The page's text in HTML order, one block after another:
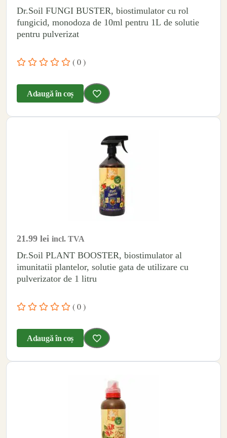
Dr.Soil FUNGI BUSTER, biostimulator cu rol
fungicid, monodoza de 10ml pentru 1L de solutie
pentru pulverizat
( 0 )
Adaugă în coș
21.99 lei incl. TVA
Dr.Soil PLANT BOOSTER, biostimulator al
imunitatii plantelor, solutie gata de utilizare cu
pulverizator de 1 litru
( 0 )
Adaugă în coș